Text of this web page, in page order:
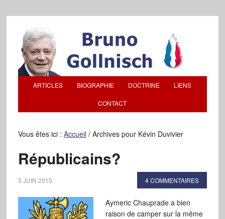
ARTICLES BIOGRAPHIE DOCTRINE LIENS
CONTACT
Vous êtes ici : Accueil /Archives pour Kévin Duvivier
Républicains?
5 JUIN 2015 4 COMMENTAIRES
Aymeric Chauprade a bien
raison de camper sur la même